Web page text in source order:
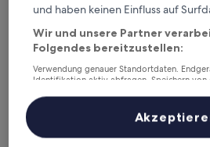
Mehr sparen mit
Überprüfe die Preise für
Nächstes Wochenende
14. Aug. - 16. Aug.
und haben keinen Einfluss auf
Wir und unsere Partner
Folgendes bereitzustellen:
Verwendung genauer Standortdaten.
Identifikation aktiv abfragen. Speichern
Inhalte, Messung von Werbeleistung und
Zielgruppenforschung sowie Entwicklung
Liste der Partner (Lieferanten)